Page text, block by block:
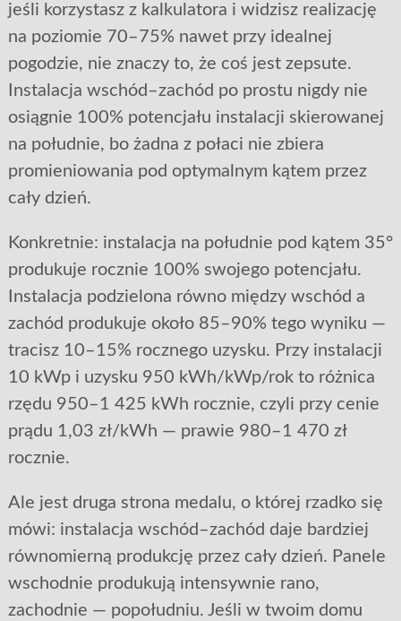
jeśli korzystasz z kalkulatora i widzisz realizację
na poziomie 70–75% nawet przy idealnej
pogodzie, nie znaczy to, że coś jest zepsute.
Instalacja wschód–zachód po prostu nigdy nie
osiągnie 100% potencjału instalacji skierowanej
na południe, bo żadna z połaci nie zbiera
promieniowania pod optymalnym kątem przez
cały dzień.
Konkretnie: instalacja na południe pod kątem 35°
produkuje rocznie 100% swojego potencjału.
Instalacja podzielona równo między wschód a
zachód produkuje około 85–90% tego wyniku —
tracisz 10–15% rocznego uzysku. Przy instalacji
10 kWp i uzysku 950 kWh/kWp/rok to różnica
rzędu 950–1 425 kWh rocznie, czyli przy cenie
prądu 1,03 zł/kWh — prawie 980–1 470 zł
rocznie.
Ale jest druga strona medalu, o której rzadko się
mówi: instalacja wschód–zachód daje bardziej
równomierną produkcję przez cały dzień. Panele
wschodnie produkują intensywnie rano,
zachodnie — popołudniu. Jeśli w twoim domu